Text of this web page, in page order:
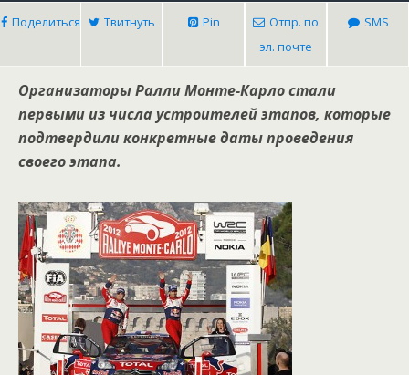
Поделиться Твитнуть Pin
Отпр. по
эл. почте
SMS
Организаторы Ралли Монте-Карло стали
первыми из числа устроителей этапов, которые
подтвердили конкретные даты проведения
своего этапа.